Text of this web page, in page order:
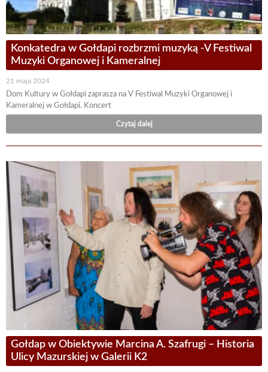
Konkatedra w Gołdapi rozbrzmi muzyką -V Festiwal
Muzyki Organowej i Kameralnej
21 maja 2024
Dom Kultury w Gołdapi zaprasza na V Festiwal Muzyki Organowej i
Kameralnej w Gołdapi. Koncert
Czytaj dalej
Gołdap w Obiektywie Marcina A. Szafrugi – Historia
Ulicy Mazurskiej w Galerii K2